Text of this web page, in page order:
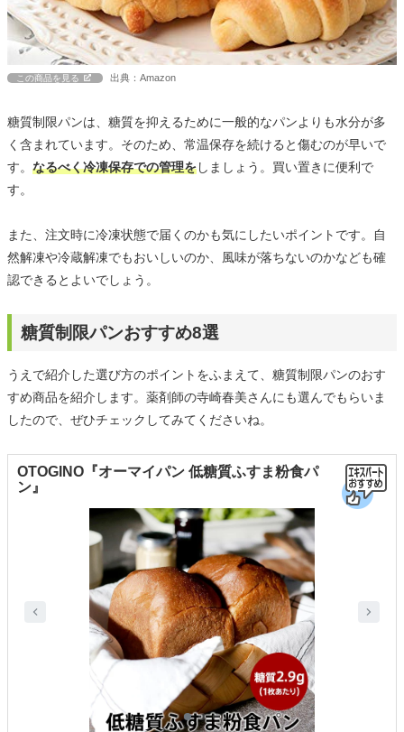
この商品を見る 出典：Amazon
糖質制限パンは、糖質を抑えるために一般的なパンよりも水分が多
く含まれています。そのため、常温保存を続けると傷むのが早いで
す。 なるべく冷凍保存での管理をしましょう。買い置きに便利で
す。
また、注文時に冷凍状態で届くのかも気にしたいポイントです。自
然解凍や冷蔵解凍でもおいしいのか、風味が落ちないのかなども確
認できるとよいでしょう。
糖質制限パンおすすめ8選
うえで紹介した選び方のポイントをふまえて、糖質制限パンのおす
すめ商品を紹介します。薬剤師の寺崎春美さんにも選んでもらいま
したので、ぜひチェックしてみてくださいね。
OTOGINO『オーマイパン 低糖質ふすま粉食パ
ン』